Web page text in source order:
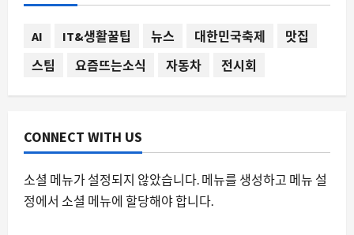
스팀
저들의 수집 욕망
MMORPG의 경쟁 피로도를 AI로 낮추다,
컴투스 제우스의 새로운 시도
AI IT&생활꿀팁 뉴스 대한민국축제
맛집
스팀
요즘뜨는소식 자동차 전시회
CONNECT WITH US
소셜 메뉴가 설정되지 않았습니다. 메뉴를 생성하고 메뉴 설
정에서 소셜 메뉴에 할당해야 합니다.